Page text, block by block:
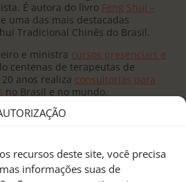
recursos deste site, você precisa
informações suas de
É autora do livro Feng Shui –
uma das mais destacadas
Tradicional Chinês do Brasil.
e ministra cursos presenciais e
centenas de terapeutas de
anos realiza consultorias para
no Brasil e no mundo.